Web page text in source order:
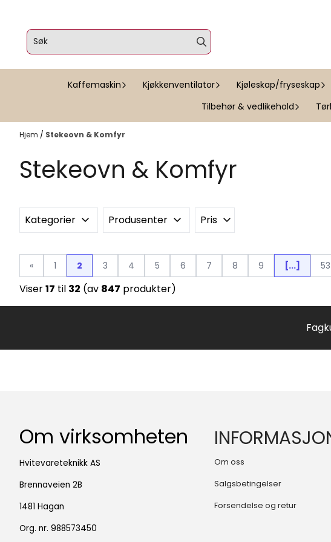
Kaffemaskin Kjøkkenventilator Kjøleskap/fryseskap
Tilbehør & vedlikehold
Hjem / Stekeovn & Komfyr
Stekeovn & Komfyr
Kategorier Produsenter Pris
« 1 2 3 4 5 6 7 8 9 [...] 53
Viser17 til 32 (av 847 produkter)
Om virksomheten
Hvitevareteknikk AS
Brennaveien 2B
1481 Hagan
Org. nr. 988573450
Om oss
Salgsbetingelser
Forsendelse og retur